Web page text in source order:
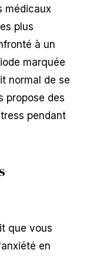
médicaux
plus
à un
marquée
normal de se
propose des
pendant
que vous
en